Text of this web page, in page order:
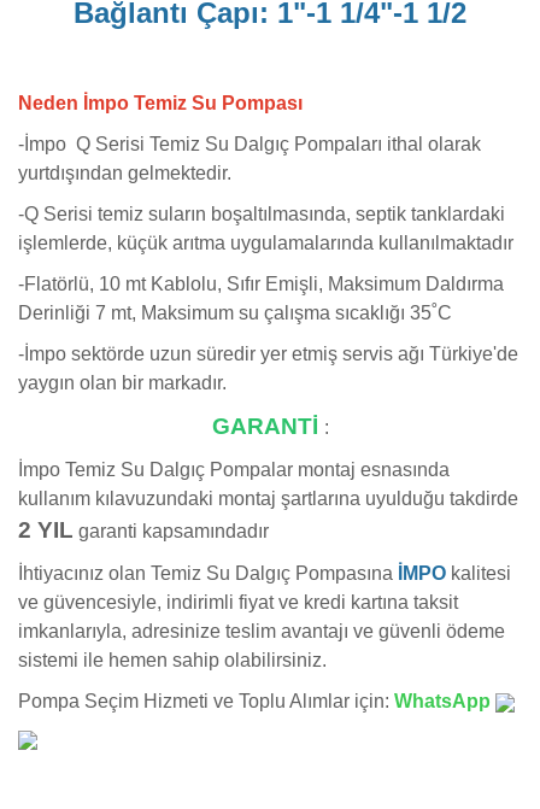
Bağlantı Çapı: 1"-1 1/4"-1 1/2
Neden İmpo Temiz Su Pompası
-İmpo Q Serisi Temiz Su Dalgıç Pompaları ithal olarak
yurtdışından gelmektedir.
-Q Serisi temiz suların boşaltılmasında, septik tanklardaki
işlemlerde, küçük arıtma uygulamalarında kullanılmaktadır
-Flatörlü, 10 mt Kablolu, Sıfır Emişli, Maksimum Daldırma
Derinliği 7 mt, Maksimum su çalışma sıcaklığı 35˚C
-İmpo sektörde uzun süredir yer etmiş servis ağı Türkiye'de
yaygın olan bir markadır.
GARANTİ :
İmpo Temiz Su Dalgıç Pompalar montaj esnasında
kullanım kılavuzundaki montaj şartlarına uyulduğu takdirde
2 YIL garanti kapsamındadır
İhtiyacınız olan Temiz Su Dalgıç Pompasına İMPO kalitesi
ve güvencesiyle, indirimli fiyat ve kredi kartına taksit
imkanlarıyla, adresinize teslim avantajı ve güvenli ödeme
sistemi ile hemen sahip olabilirsiniz.
Pompa Seçim Hizmeti ve Toplu Alımlar için: WhatsApp